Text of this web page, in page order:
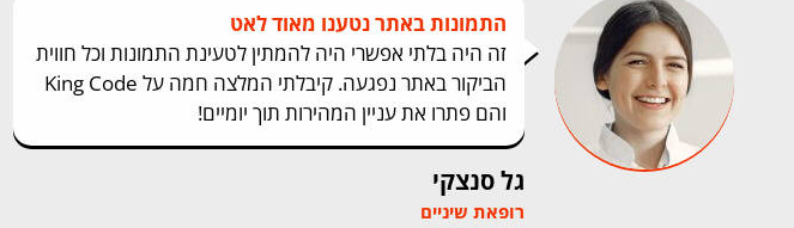
גל סנצקי
רופאת שיניים
התמונות באתר נטענו מאוד לאט
זה היה בלתי אפשרי היה להמתין לטעינת התמונות וכל חווית
הביקור באתר נפגעה. קיבלתי המלצה חמה על King Code
והם פתרו את עניין המהירות תוך יומיים!